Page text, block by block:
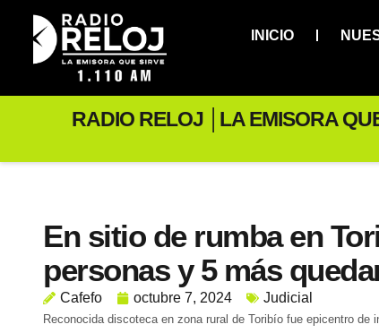
INICIO
RADIO RELOJ │LA EMISORA
En sitio de rumba en
personas y 5 más
Cafefo octubre 7, 2024 Judicial
Reconocida discoteca en zona rural de Toribío fue epicentro